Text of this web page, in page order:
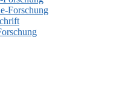
Forschung